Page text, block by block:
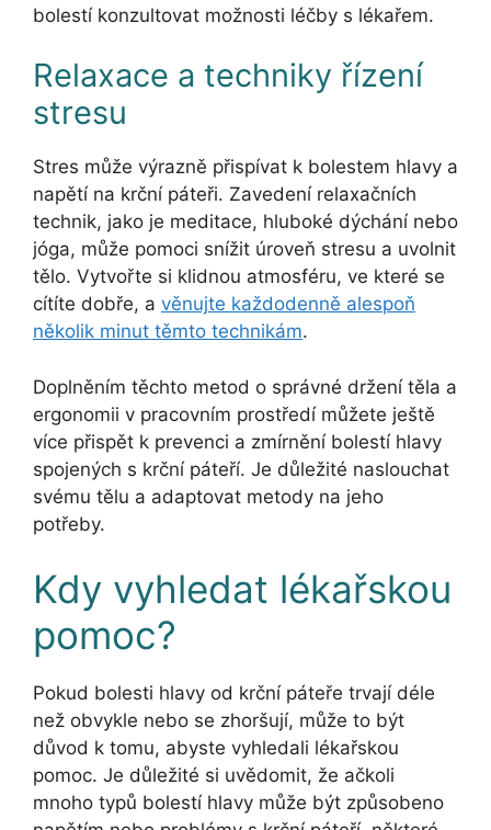
bolestí konzultovat možnosti léčby s lékařem.
Relaxace a techniky řízení
stresu
Stres může výrazně přispívat k bolestem hlavy a
napětí na krční páteři. Zavedení relaxačních
technik, jako je meditace, hluboké dýchání nebo
jóga, může pomoci snížit úroveň stresu a uvolnit
tělo. Vytvořte si klidnou atmosféru, ve které se
cítíte dobře, a věnujte každodenně alespoň
několik minut těmto technikám.
Doplněním těchto metod o správné držení těla a
ergonomii v pracovním prostředí můžete ještě
více přispět k prevenci a zmírnění bolestí hlavy
spojených s krční páteří. Je důležité naslouchat
svému tělu a adaptovat metody na jeho
potřeby.
Kdy vyhledat lékařskou
pomoc?
Pokud bolesti hlavy od krční páteře trvají déle
než obvykle nebo se zhoršují, může to být
důvod k tomu, abyste vyhledali lékařskou
pomoc. Je důležité si uvědomit, že ačkoli
mnoho typů bolestí hlavy může být způsobeno